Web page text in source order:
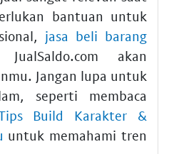
bantuan untuk
jasa beli barang
akan
Jangan lupa untuk
seperti membaca
Build Karakter &
untuk memahami tren